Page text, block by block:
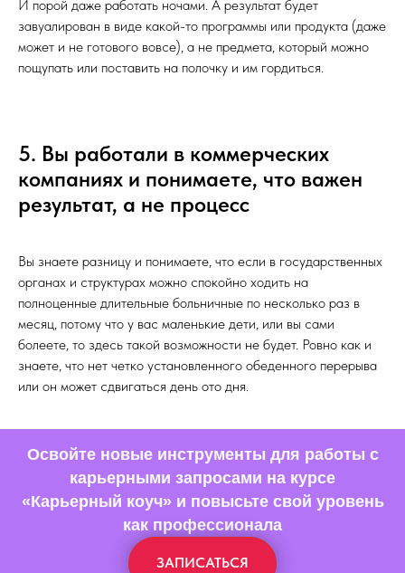
И порой даже работать ночами. А результат будет
завуалирован в виде какой-то программы или продукта (даже
может и не готового вовсе), а не предмета, который можно
пощупать или поставить на полочку и им гордиться.
5. Вы работали в коммерческих
компаниях и понимаете, что важен
результат, а не процесс
Вы знаете разницу и понимаете, что если в государственных
органах и структурах можно спокойно ходить на
полноценные длительные больничные по несколько раз в
месяц, потому что у вас маленькие дети, или вы сами
болеете, то здесь такой возможности не будет. Ровно как и
знаете, что нет четко установленного обеденного перерыва
или он может сдвигаться день ото дня.
Освойте новые инструменты для работы с
карьерными запросами на курсе
«Карьерный коуч» и повысьте свой уровень
как профессионала
ЗАПИСАТЬСЯ